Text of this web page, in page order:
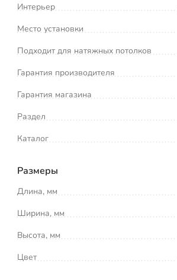
Интерьер
Место установки
Подходит для натяжных потолков
Гарантия производителя
Гарантия магазина
Раздел
Каталог
Размеры
Длина, мм
Ширина, мм
Высота, мм
Цвет